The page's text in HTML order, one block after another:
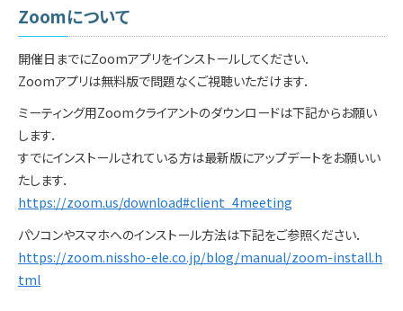
Zoomについて
開催日までにZoomアプリをインストールしてください．
Zoomアプリは無料版で問題なくご視聴いただけます．
ミーティング用Zoomクライアントのダウンロードは下記からお願い
します．
すでにインストールされている方は最新版にアップデートをお願いい
たします．
https://zoom.us/download#client_4meeting
パソコンやスマホへのインストール方法は下記をご参照ください．
https://zoom.nissho-ele.co.jp/blog/manual/zoom-install.h
tml